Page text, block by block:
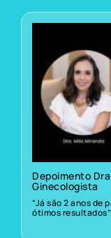
Depoimento
Ginecologista
“Já são 2 anos de
ótimos resultados”